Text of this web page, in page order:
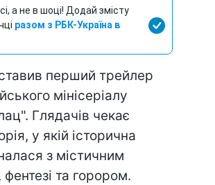
а не в шоці! Додай змісту
разом з РБК-Україна в
перший трейлер
мінісеріалу
Глядачів чекає
у якій історична
з містичним
та горором.